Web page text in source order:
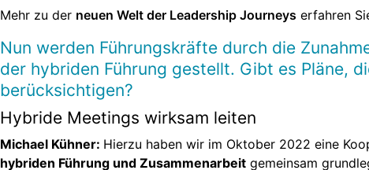
Mehr zu der neuen Welt der Leadership Journeys erfahren
Nun werden Führungskräfte durch die
der hybriden Führung gestellt. Gibt es Pläne,
berücksichtigen?
Hybride Meetings wirksam leiten
Michael Kühner: Hierzu haben wir im Oktober 2022 eine
hybriden Führung und Zusammenarbeit gemeinsam